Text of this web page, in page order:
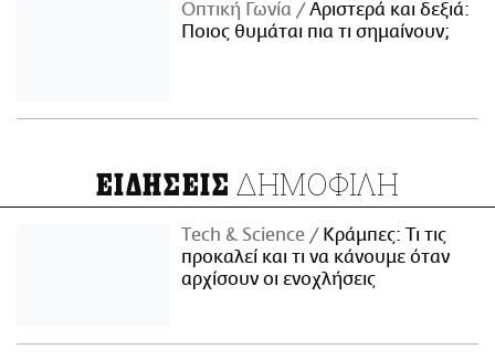
Οπτική Γωνία
Αριστερά και δεξιά:
Ποιος θυμάται πια τι σημαίνουν;
ΕΙΔΗΣΕΙΣ ΔΗΜΟΦΙΛΗ
Τech & Science
Κράμπες: Τι τις
προκαλεί και τι να κάνουμε όταν
αρχίσουν οι ενοχλήσεις